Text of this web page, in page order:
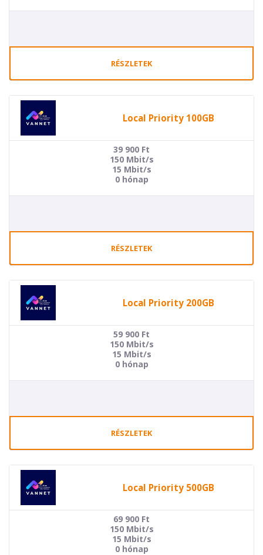
RÉSZLETEK
Local Priority 100GB
39 900 Ft
150 Mbit/s
15 Mbit/s
0 hónap
RÉSZLETEK
Local Priority 200GB
59 900 Ft
150 Mbit/s
15 Mbit/s
0 hónap
RÉSZLETEK
Local Priority 500GB
69 900 Ft
150 Mbit/s
15 Mbit/s
0 hónap